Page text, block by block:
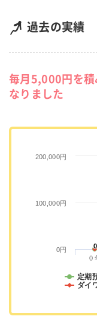
過去の実績
毎月5,000円を
なりました
0
0
定期
ダイ
0
0円
100,000円
200,000円